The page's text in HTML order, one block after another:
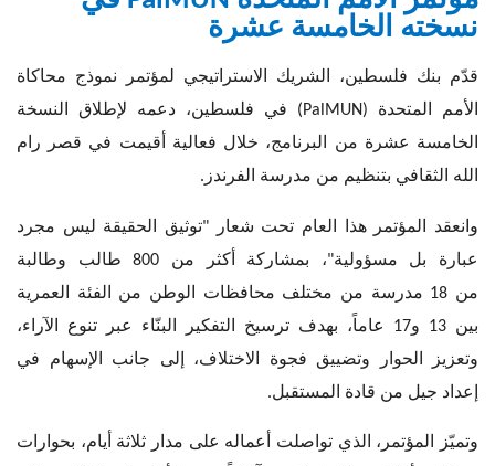
نسخته الخامسة عشرة
قدّم بنك فلسطين، الشريك الاستراتيجي لمؤتمر نموذج محاكاة
الأمم المتحدة ‏ (PalMUN) ‏ في فلسطين، دعمه لإطلاق النسخة
الخامسة عشرة من البرنامج، خلال فعالية أقيمت في قصر رام
الله الثقافي بتنظيم من مدرسة الفرندز .
وانعقد المؤتمر هذا العام تحت شعار "توثيق الحقيقة ليس مجرد
عبارة بل مسؤولية"، بمشاركة أكثر من 800 طالب وطالبة
من 18 مدرسة من مختلف محافظات الوطن من الفئة العمرية
بين 13 و17 عاماً، بهدف ترسيخ التفكير البنّاء عبر تنوع الآراء،
وتعزيز الحوار وتضييق فجوة الاختلاف، إلى جانب الإسهام في
إعداد جيل من قادة المستقبل.
وتميّز المؤتمر، الذي تواصلت أعماله على مدار ثلاثة أيام، بحوارات